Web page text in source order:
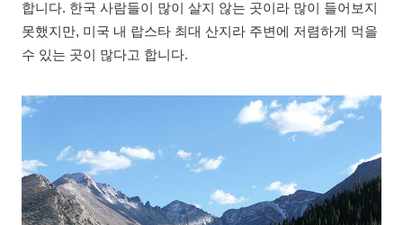
합니다. 한국 사람들이 많이 살지 않는 곳이라 많이 들어보지
못했지만, 미국 내 랍스타 최대 산지라 주변에 저렴하게 먹을
수 있는 곳이 많다고 합니다.